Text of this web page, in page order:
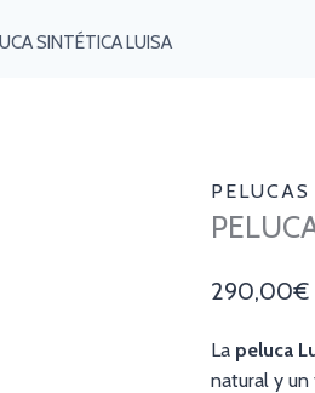
SINTÉTICA LUISA
290,00€
La peluca
natural y